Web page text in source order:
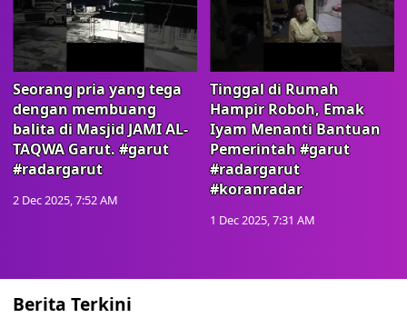
Seorang pria yang tega
dengan membuang
balita di Masjid JAMI AL-
TAQWA Garut. #garut
#radargarut
2 Dec 2025, 7:52 AM
Tinggal di Rumah
Hampir Roboh, Emak
Iyam Menanti Bantuan
Pemerintah #garut
#radargarut
#koranradar
1 Dec 2025, 7:31 AM
Berita Terkini